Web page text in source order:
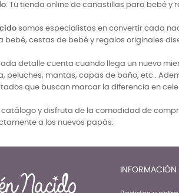
: Tu tienda online de canastillas para bebé y
somos especialistas en convertir cada
bebé, cestas de bebé y regalos originales
detalle cuenta cuando llega un nuevo
peluches, mantas, capas de baño, etc..
que buscan marcar la diferencia en
catálogo y disfruta de la comodidad de
a los nuevos papás.
INFORMACIÓN